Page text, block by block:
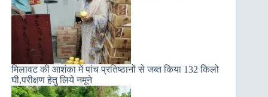
मिलावट की आशंका में पांच प्रतिष्ठानों से जब्त किया 132 किलो
घी,परीक्षण हेतु लिये नमूने